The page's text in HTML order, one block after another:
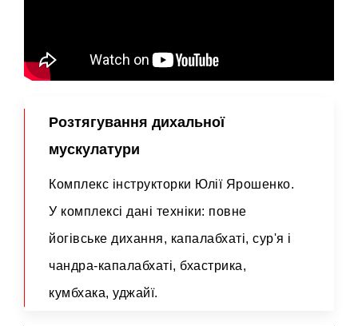
Розтягування дихальної
мускулатури
Комплекс інструкторки Юлії Ярошенко.
У комплексі дані техніки: повне
йогівське дихання, капалабхаті, сур'я і
чандра-капалабхаті, бхастрика,
кумбхака, уджайї.